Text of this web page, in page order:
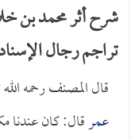
شرح أثر محمد بن
تراجم رجال الإسناد
قال المصنف رحمه
عمرقال: كان